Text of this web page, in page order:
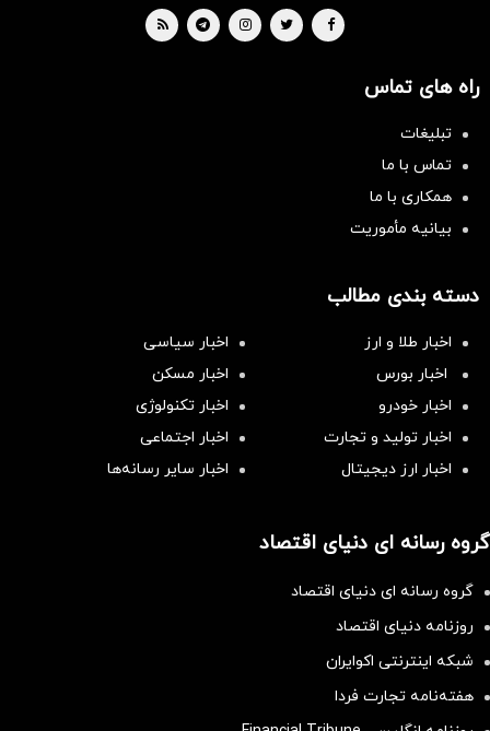
راه های تماس
تبلیغات
تماس با ما
همکاری با ما
بیانیه مأموریت
دسته بندی مطالب
اخبار طلا و ارز
اخبار سیاسی
اخبار بورس
اخبار مسکن
اخبار خودرو
اخبار تکنولوژی
اخبار تولید و تجارت
اخبار اجتماعی
اخبار ارز دیجیتال
اخبار سایر رسانه‌‌ها
گروه رسانه ای دنیای اقتصاد
گروه رسانه ای دنیای اقتصاد
روزنامه دنیای اقتصاد
شبکه اینترنتی اکوایران
هفته‌نامه تجارت فردا